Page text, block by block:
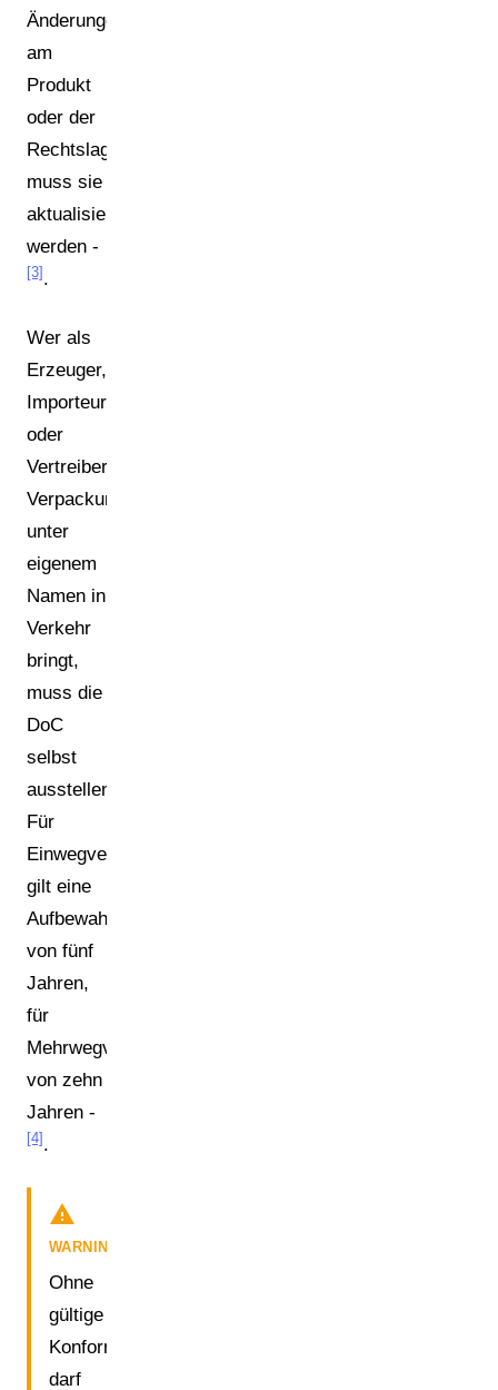
Änderungen
am
Produkt
oder der
Rechtslage
muss sie
aktualisiert
werden -
[3] .
Wer als
Erzeuger,
Importeur
oder
Vertreiber
Verpackungen
unter
eigenem
Namen in
Verkehr
bringt,
muss die
DoC
selbst
ausstellen.
Für
Einwegverpackungen
gilt eine
Aufbewahrungspflicht
von fünf
Jahren,
für
Mehrwegverpackungen
von zehn
Jahren -
[4] .
warning
WARNING
Ohne
gültige
Konformitätserklärung
darf